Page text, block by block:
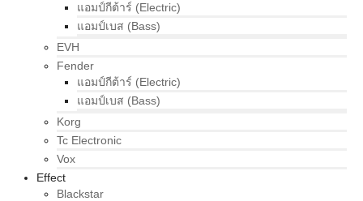
แอมป์กีต้าร์ (Electric)
แอมป์เบส (Bass)
EVH
Fender
แอมป์กีต้าร์ (Electric)
แอมป์เบส (Bass)
Korg
Tc Electronic
Vox
Effect
Blackstar